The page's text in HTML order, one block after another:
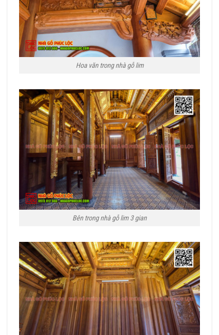
Hoa văn trong nhà gỗ lim
Bên trong nhà gỗ lim 3 gian